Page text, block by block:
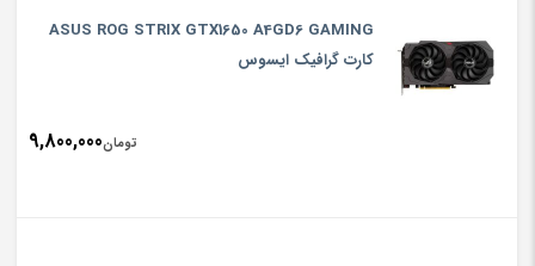
ASUS ROG STRIX GTX1650 A4GD6 GAMING
کارت گرافیک ایسوس
تومان9,800,000